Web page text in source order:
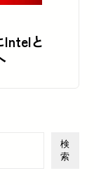
と
検
索